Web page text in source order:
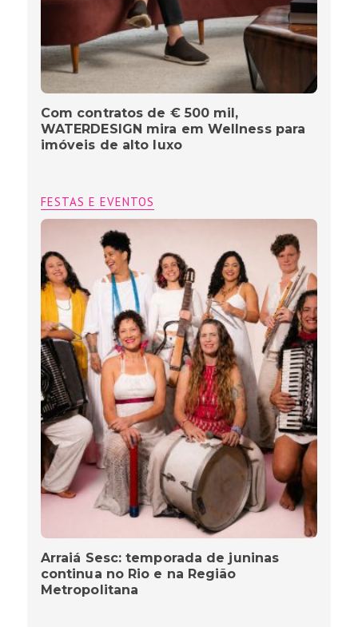
Com contratos de € 500 mil,
WATERDESIGN mira em Wellness para
imóveis de alto luxo
FESTAS E EVENTOS
Arraiá Sesc: temporada de juninas
continua no Rio e na Região
Metropolitana